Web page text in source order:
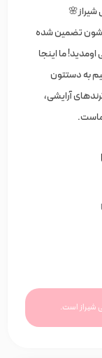
شیراز🌸
تضمین شده
ما اینجا
به دستتون
آرایشی،
شیراز است.